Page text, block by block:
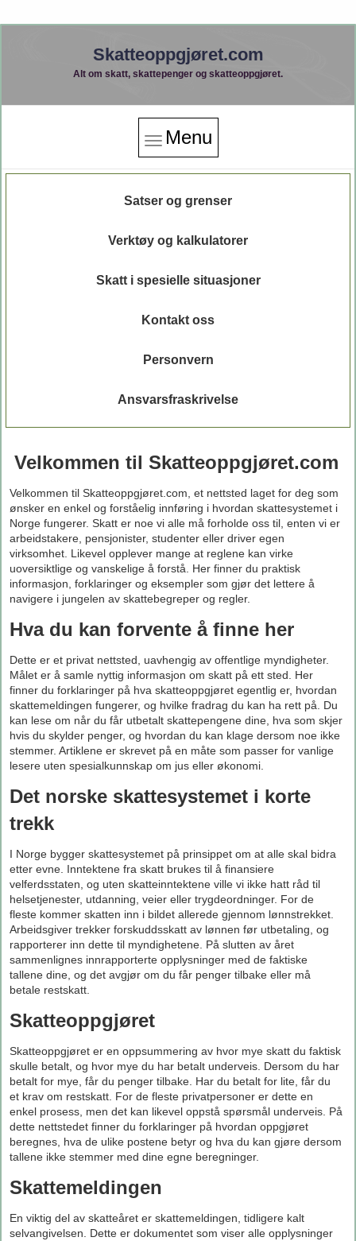
Skatteoppgjøret.com
Alt om skatt, skattepenger og skatteoppgjøret.
Menu
Satser og grenser
Verktøy og kalkulatorer
Skatt i spesielle situasjoner
Kontakt oss
Personvern
Ansvarsfraskrivelse
Velkommen til Skatteoppgjøret.com
Velkommen til Skatteoppgjøret.com, et nettsted laget for deg som
ønsker en enkel og forståelig innføring i hvordan skattesystemet i
Norge fungerer. Skatt er noe vi alle må forholde oss til, enten vi er
arbeidstakere, pensjonister, studenter eller driver egen
virksomhet. Likevel opplever mange at reglene kan virke
uoversiktlige og vanskelige å forstå. Her finner du praktisk
informasjon, forklaringer og eksempler som gjør det lettere å
navigere i jungelen av skattebegreper og regler.
Hva du kan forvente å finne her
Dette er et privat nettsted, uavhengig av offentlige myndigheter.
Målet er å samle nyttig informasjon om skatt på ett sted. Her
finner du forklaringer på hva skatteoppgjøret egentlig er, hvordan
skattemeldingen fungerer, og hvilke fradrag du kan ha rett på. Du
kan lese om når du får utbetalt skattepengene dine, hva som skjer
hvis du skylder penger, og hvordan du kan klage dersom noe ikke
stemmer. Artiklene er skrevet på en måte som passer for vanlige
lesere uten spesialkunnskap om jus eller økonomi.
Det norske skattesystemet i korte
trekk
I Norge bygger skattesystemet på prinsippet om at alle skal bidra
etter evne. Inntektene fra skatt brukes til å finansiere
velferdsstaten, og uten skatteinntektene ville vi ikke hatt råd til
helsetjenester, utdanning, veier eller trygdeordninger. For de
fleste kommer skatten inn i bildet allerede gjennom lønnstrekket.
Arbeidsgiver trekker forskuddsskatt av lønnen før utbetaling, og
rapporterer inn dette til myndighetene. På slutten av året
sammenlignes innrapporterte opplysninger med de faktiske
tallene dine, og det avgjør om du får penger tilbake eller må
betale restskatt.
Skatteoppgjøret
Skatteoppgjøret er en oppsummering av hvor mye skatt du faktisk
skulle betalt, og hvor mye du har betalt underveis. Dersom du har
betalt for mye, får du penger tilbake. Har du betalt for lite, får du
et krav om restskatt. For de fleste privatpersoner er dette en
enkel prosess, men det kan likevel oppstå spørsmål underveis. På
dette nettstedet finner du forklaringer på hvordan oppgjøret
beregnes, hva de ulike postene betyr og hva du kan gjøre dersom
tallene ikke stemmer med dine egne beregninger.
Skattemeldingen
En viktig del av skatteåret er skattemeldingen, tidligere kalt
selvangivelsen. Dette er dokumentet som viser alle opplysninger